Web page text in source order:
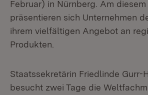
Februar) in Nürnberg. Am diesem
präsentieren sich Unternehmen
ihrem vielfältigen Angebot an
Produkten.
Staatssekretärin Friedlinde Gurr-
besucht zwei Tage die